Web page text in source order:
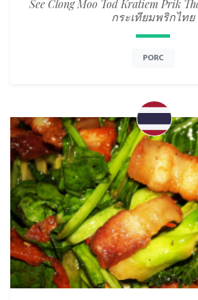
See Clong Moo Tod Kratiem Prik
กระเทียมพริกไทย
PORC